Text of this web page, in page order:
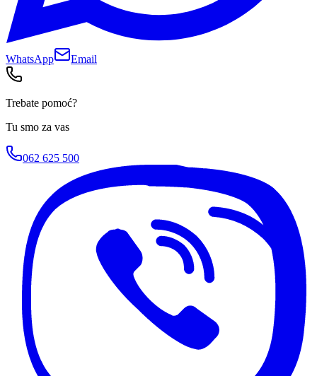
WhatsApp Email
Trebate pomoć?
Tu smo za vas
062 625 500